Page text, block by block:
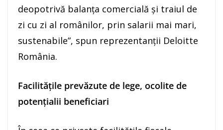
deopotrivă balanţa comercială şi traiul de
zi cu zi al românilor, prin salarii mai mari,
sustenabile”, spun reprezentanţii Deloitte
România.
Facilităţile prevăzute de lege, ocolite de
potenţialii beneficiari